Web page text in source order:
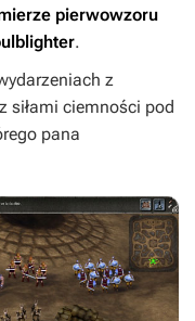
pierwowzoru
.
z
siłami ciemności pod
pana